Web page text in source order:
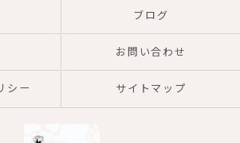
ブログ
お問い合わせ
シー サイトマップ